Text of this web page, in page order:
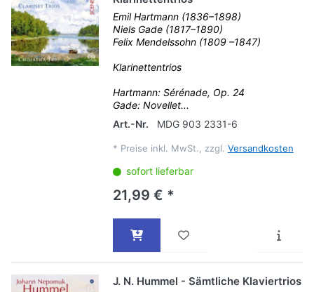
Emil Hartmann (1836–1898)
Niels Gade (1817–1890)
Felix Mendelssohn (1809 –1847)
Klarinettentrios
Hartmann: Sérénade, Op. 24
Gade: Novellet...
Art.-Nr.
MDG 903 2331-6
* Preise inkl. MwSt., zzgl. Versandkosten
sofort lieferbar
21,99 € *
J. N. Hummel - Sämtliche Klaviertrios